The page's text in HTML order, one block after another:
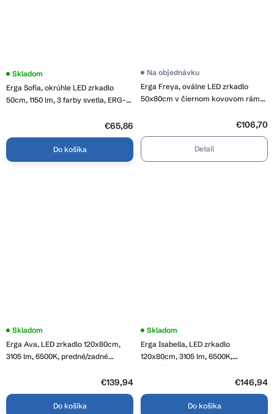
Erga Sofia, okrúhle LED zrkadlo
50cm, 1150 lm, 3 farby svetla, ERG-
Priemerné
produktu
je
Skladom
€65,86
Do košíka
Erga Freya, oválne LED zrkadlo
50x80cm v čiernom kovovom ráme,
3 farby svetla, zadné osvetlenie,
zapareniu, ERG-V01-FREYA-5080-
Na objednávku
€106,70
Detail
Erga Ava, LED zrkadlo 120x80cm,
3105 lm, 6500K, predné/zadné
Skladom
€139,94
Do košíka
Erga Isabella, LED zrkadlo
120x80cm, 3105 lm, 6500K,
predné/zadné osvetlenie, ERG-V01-
Priemerné
produktu
je
Skladom
€146,94
Do košíka